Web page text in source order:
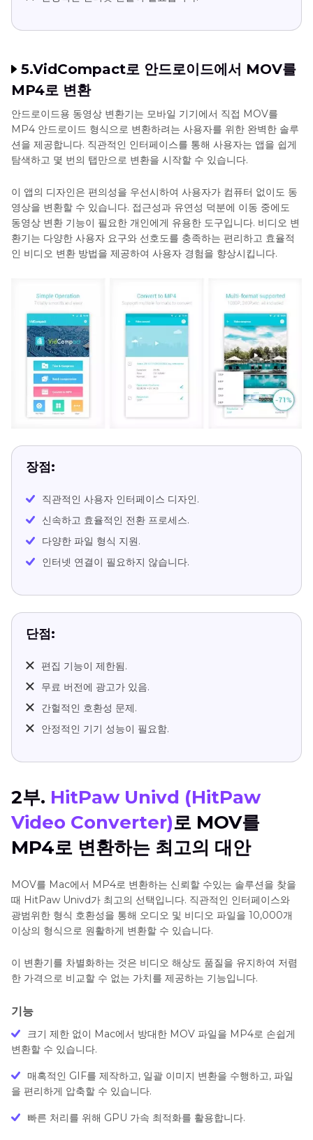
5.VidCompact로 안드로이드에서 MOV를
MP4로 변환
안드로이드용 동영상 변환기는 모바일 기기에서 직접 MOV를
MP4 안드로이드 형식으로 변환하려는 사용자를 위한 완벽한 솔루
션을 제공합니다. 직관적인 인터페이스를 통해 사용자는 앱을 쉽게
탐색하고 몇 번의 탭만으로 변환을 시작할 수 있습니다.
이 앱의 디자인은 편의성을 우선시하여 사용자가 컴퓨터 없이도 동
영상을 변환할 수 있습니다. 접근성과 유연성 덕분에 이동 중에도
동영상 변환 기능이 필요한 개인에게 유용한 도구입니다. 비디오 변
환기는 다양한 사용자 요구와 선호도를 충족하는 편리하고 효율적
인 비디오 변환 방법을 제공하여 사용자 경험을 향상시킵니다.
장점:
직관적인 사용자 인터페이스 디자인.
신속하고 효율적인 전환 프로세스.
다양한 파일 형식 지원.
인터넷 연결이 필요하지 않습니다.
단점:
편집 기능이 제한됨.
무료 버전에 광고가 있음.
간헐적인 호환성 문제.
안정적인 기기 성능이 필요함.
2부. HitPaw Univd (HitPaw
Video Converter)로 MOV를
MP4로 변환하는 최고의 대안
MOV를 Mac에서 MP4로 변환하는 신뢰할 수있는 솔루션을 찾을
때 HitPaw Univd가 최고의 선택입니다. 직관적인 인터페이스와
광범위한 형식 호환성을 통해 오디오 및 비디오 파일을 10,000개
이상의 형식으로 원활하게 변환할 수 있습니다.
이 변환기를 차별화하는 것은 비디오 해상도 품질을 유지하여 저렴
한 가격으로 비교할 수 없는 가치를 제공하는 기능입니다.
기능
크기 제한 없이 Mac에서 방대한 MOV 파일을 MP4로 손쉽게
변환할 수 있습니다.
매혹적인 GIF를 제작하고, 일괄 이미지 변환을 수행하고, 파일
을 편리하게 압축할 수 있습니다.
빠른 처리를 위해 GPU 가속 최적화를 활용합니다.